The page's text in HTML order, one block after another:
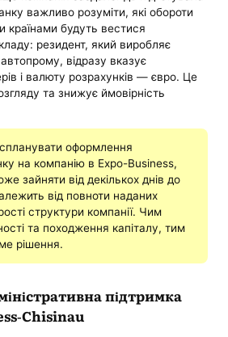
важливо розуміти, які обороти
країнами будуть вестися
резидент, який виробляє
відразу вказує
і валюту розрахунків — євро. Це
та знижує ймовірність
оформлення
на компанію в Expo-Business,
зайняти від декількох днів до
від повноти наданих
структури компанії. Чим
та походження капіталу, тим
рішення.
підтримка
Chisinau